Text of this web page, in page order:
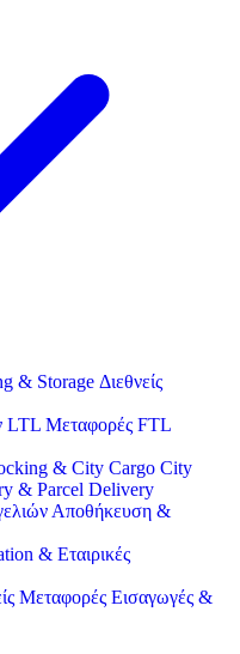
& Storage Διεθνείς
LTL Μεταφορές FTL
& City Cargo City
& Parcel Delivery
Αποθήκευση &
& Εταιρικές
Μεταφορές Εισαγωγές &